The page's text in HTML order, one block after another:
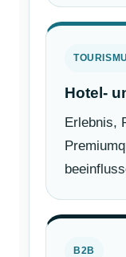
Hotel-
Erlebnis,
B2B